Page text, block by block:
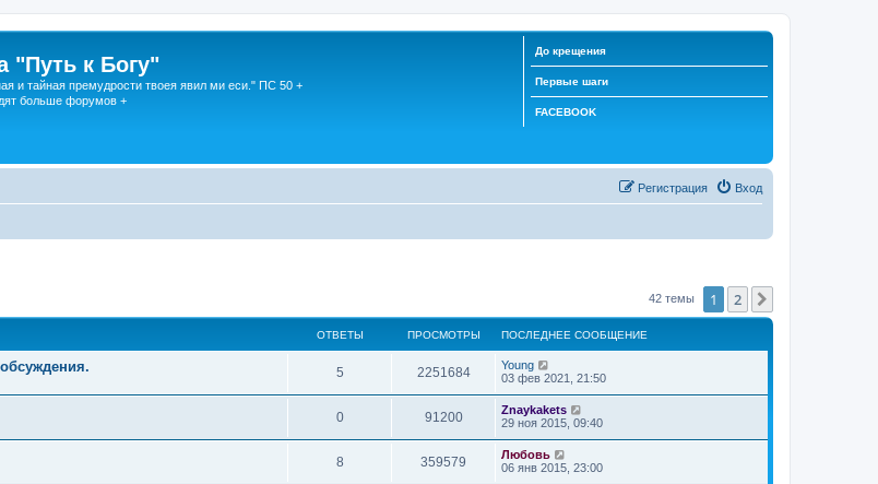
"Путь к Богу"
и тайная премудрости твоея явил ми еси." ПС 50 +
больше форумов +
До крещения
Первые шаги
FACEBOOK
Вход
Регистрация
42 темы 1 2
ОТВЕТЫ ПРОСМОТРЫ ПОСЛЕДНЕЕ СООБЩЕНИЕ
5 2251684
Young
03 фев 2021, 21:50
0 91200
Znaykakets
29 ноя 2015, 09:40
8 359579
Любовь
06 янв 2015, 23:00